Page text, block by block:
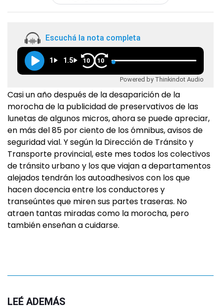
Escuchá la nota completa
1 1.5 10 10
Powered by Thinkindot Audio
Casi un año después de la desaparición de la
morocha de la publicidad de preservativos de las
lunetas de algunos micros, ahora se puede apreciar,
en más del 85 por ciento de los ómnibus, avisos de
seguridad vial. Y según la Dirección de Tránsito y
Transporte provincial, este mes todos los colectivos
de tránsito urbano y los que viajan a departamentos
alejados tendrán los autoadhesivos con los que
hacen docencia entre los conductores y
transeúntes que miren sus partes traseras. No
atraen tantas miradas como la morocha, pero
también enseñan a cuidarse.
LEÉ ADEMÁS